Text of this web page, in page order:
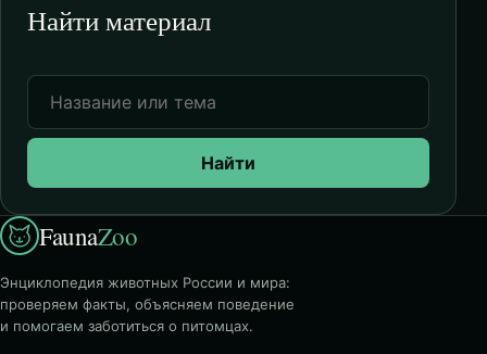
Найти материал
Найти
FaunaZoo
Энциклопедия животных России и мира:
проверяем факты, объясняем поведение
и помогаем заботиться о питомцах.